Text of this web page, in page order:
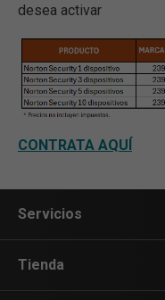
desea activar
CONTRATA AQUÍ
Servicios
Servicios Móviles
Tienda